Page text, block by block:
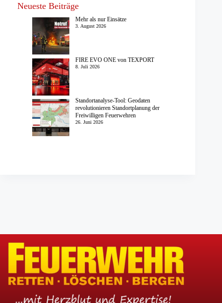
Neueste Beiträge
Mehr als nur Einsätze
3. August 2026
FIRE EVO ONE von TEXPORT
8. Juli 2026
Standortanalyse-Tool: Geodaten
revolutionieren Standortplanung der
Freiwilligen Feuerwehren
26. Juni 2026